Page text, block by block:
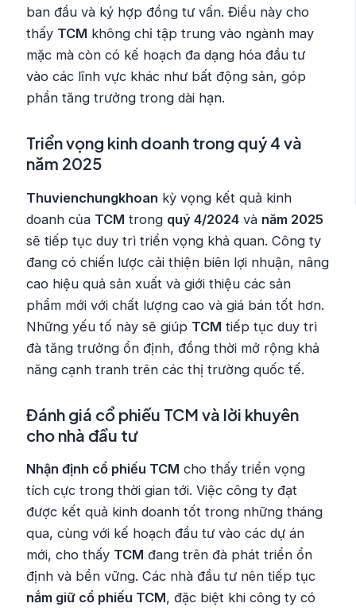
ban đầu và ký hợp đồng tư vấn. Điều này cho
thấy TCM không chỉ tập trung vào ngành may
mặc mà còn có kế hoạch đa dạng hóa đầu tư
vào các lĩnh vực khác như bất động sản, góp
phần tăng trưởng trong dài hạn.
Triển vọng kinh doanh trong quý 4 và
năm 2025
Thuvienchungkhoan kỳ vọng kết quả kinh
doanh của TCM trong quý 4/2024 và năm 2025
sẽ tiếp tục duy trì triển vọng khả quan. Công ty
đang có chiến lược cải thiện biên lợi nhuận, nâng
cao hiệu quả sản xuất và giới thiệu các sản
phẩm mới với chất lượng cao và giá bán tốt hơn.
Những yếu tố này sẽ giúp TCM tiếp tục duy trì
đà tăng trưởng ổn định, đồng thời mở rộng khả
năng cạnh tranh trên các thị trường quốc tế.
Đánh giá cổ phiếu TCM và lời khuyên
cho nhà đầu tư
Nhận định cổ phiếu TCM cho thấy triển vọng
tích cực trong thời gian tới. Việc công ty đạt
được kết quả kinh doanh tốt trong những tháng
qua, cùng với kế hoạch đầu tư vào các dự án
mới, cho thấy TCM đang trên đà phát triển ổn
định và bền vững. Các nhà đầu tư nên tiếp tục
nắm giữ cổ phiếu TCM, đặc biệt khi công ty có